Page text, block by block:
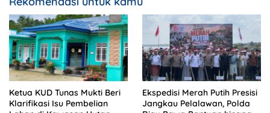
Ketua KUD Tunas Mukti Beri
Klarifikasi Isu Pembelian
Ekspedisi Merah Putih Presisi
Jangkau Pelalawan, Polda